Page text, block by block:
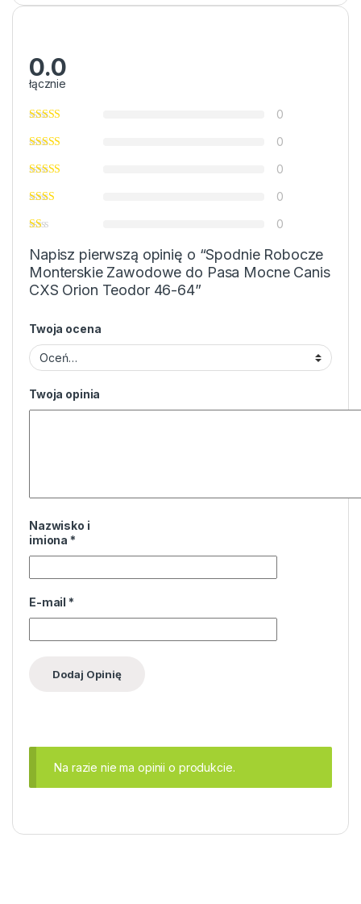
0.0
łącznie
0
0
0
0
0
Napisz pierwszą opinię o “Spodnie Robocze
Monterskie Zawodowe do Pasa Mocne Canis
CXS Orion Teodor 46-64”
Twoja ocena
Twoja opinia
Nazwisko i
imiona *
E-mail *
Na razie nie ma opinii o produkcie.